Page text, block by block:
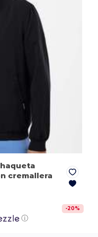
cremallera
-20%
ⓘ